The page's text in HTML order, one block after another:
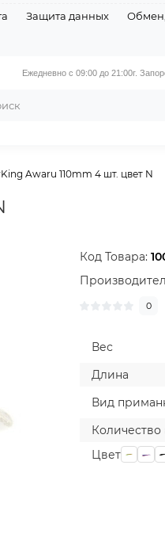
Защита данных Обмен,
Ежедневно с 09:00 до 21:00г.
Awaru 110mm 4 шт. цвет N
Код Товара:
0
Вес
Длина
Вид
Количество
Цвет